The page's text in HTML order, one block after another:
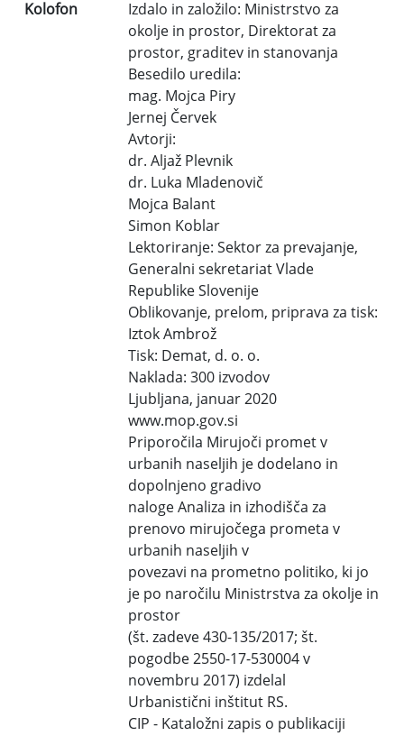
Kolofon
Izdalo in založilo: Ministrstvo za
okolje in prostor, Direktorat za
prostor, graditev in stanovanja
Besedilo uredila:
mag. Mojca Piry
Jernej Červek
Avtorji:
dr. Aljaž Plevnik
dr. Luka Mladenovič
Mojca Balant
Simon Koblar
Lektoriranje: Sektor za prevajanje,
Generalni sekretariat Vlade
Republike Slovenije
Oblikovanje, prelom, priprava za tisk:
Iztok Ambrož
Tisk: Demat, d. o. o.
Naklada: 300 izvodov
Ljubljana, januar 2020
www.mop.gov.si
Priporočila Mirujoči promet v
urbanih naseljih je dodelano in
dopolnjeno gradivo
naloge Analiza in izhodišča za
prenovo mirujočega prometa v
urbanih naseljih v
povezavi na prometno politiko, ki jo
je po naročilu Ministrstva za okolje in
prostor
(št. zadeve 430-135/2017; št.
pogodbe 2550-17-530004 v
novembru 2017) izdelal
Urbanistični inštitut RS.
CIP - Kataložni zapis o publikaciji